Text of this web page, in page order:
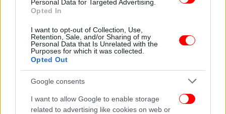
Personal Data for Targeted Advertising.
Opted In
I want to opt-out of Collection, Use,
Retention, Sale, and/or Sharing of my
Personal Data that Is Unrelated with the
Purposes for which it was collected.
Opted Out
Google consents
I want to allow Google to enable storage
related to advertising like cookies on web or
ΠΟΛΙΤΙΚΗ 11/03/2026 14:02
Π. Μαρινάκης: «Έχει έρθει η ώρα να ανοίξει η
συζήτηση για να καταργηθεί η ανωνυμία στο
Διαδίκτυο»